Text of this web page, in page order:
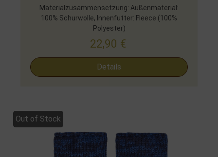
Materialzusammensetzung: Außenmaterial:
100% Schurwolle, Innenfutter: Fleece (100%
Polyester)
22,90 €
Details
Out of Stock